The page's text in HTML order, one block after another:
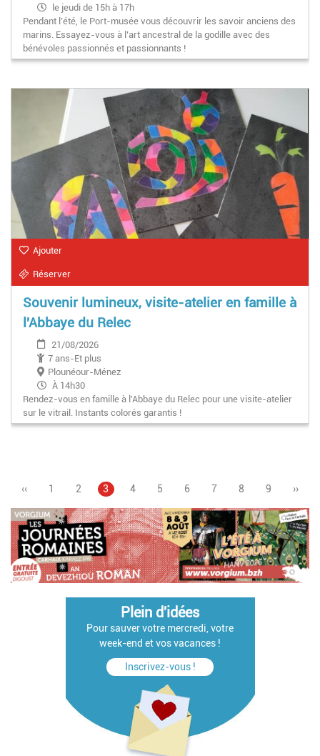
le jeudi de 15h à 17h
Pendant l’été, le Port-musée vous découvrir les savoir anciens des
marins. Essayez-vous à l’art ancestral de la godille avec des
bénévoles passionnés et passionnants !
Ajouter
Réserver
Souvenir lumineux, visite-atelier en famille à
l'Abbaye du Relec
21/08/2026
7 ans-Et plus
Plounéour-Ménez
À 14h30
Rendez-vous en famille à l'Abbaye du Relec pour une visite-atelier
sur le vitrail. Instants colorés garantis !
Pagination
Page
‹‹ Page
1 Page
2
Page
3 Page
4 Page
5 Page
6 Page
7 Page
8 Page
9
Page
››
Plein d'idées
Pour sauver votre mercredi, votre
week-end et vos vacances !
Inscrivez-vous !